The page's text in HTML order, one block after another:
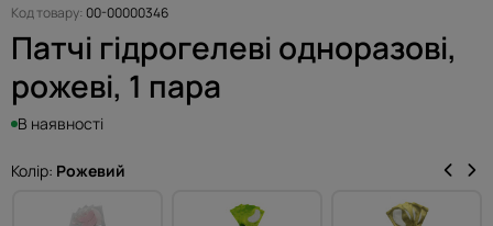
Код товару: 00-00000346
Патчі гідрогелеві одноразові,
рожеві, 1 пара
В наявності
Колір: Рожевий